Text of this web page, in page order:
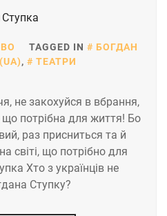
TAGGED IN
БОГДАН
, ТЕАТРИ
не закохуйся в вбрання,
потрібна для життя! Бо
раз присниться та й
світі, що потрібно для
Хто з українців не
Ступку?